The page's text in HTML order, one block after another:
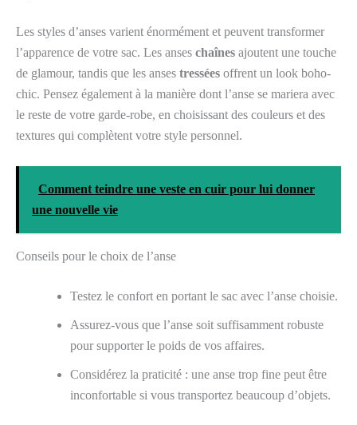
Les styles d’anses varient énormément et peuvent transformer
l’apparence de votre sac. Les anses chaînes ajoutent une touche
de glamour, tandis que les anses tressées offrent un look boho-
chic. Pensez également à la manière dont l’anse se mariera avec
le reste de votre garde-robe, en choisissant des couleurs et des
textures qui complètent votre style personnel.
Comment teindre une veste en cuir pour lui donner
une nouvelle vie
Conseils pour le choix de l’anse
Testez le confort en portant le sac avec l’anse choisie.
Assurez-vous que l’anse soit suffisamment robuste
pour supporter le poids de vos affaires.
Considérez la praticité : une anse trop fine peut être
inconfortable si vous transportez beaucoup d’objets.